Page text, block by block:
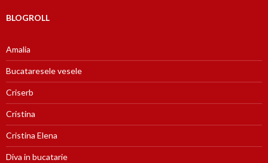
BLOGROLL
Amalia
Bucataresele vesele
Criserb
Cristina
Cristina Elena
Diva in bucatarie